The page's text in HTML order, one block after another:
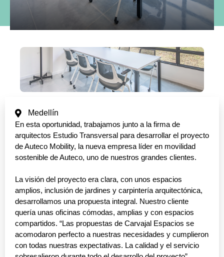
Medellín
En esta oportunidad, trabajamos junto a la firma de
arquitectos Estudio Transversal para desarrollar el proyecto
de Auteco Mobility, la nueva empresa líder en movilidad
sostenible de Auteco, uno de nuestros grandes clientes.
La visión del proyecto era clara, con unos espacios
amplios, inclusión de jardines y carpintería arquitectónica,
desarrollamos una propuesta integral. Nuestro cliente
quería unas oficinas cómodas, amplias y con espacios
compartidos. “Las propuestas de Carvajal Espacios se
acomodaron perfecto a nuestras necesidades y cumplieron
con todas nuestras expectativas. La calidad y el servicio